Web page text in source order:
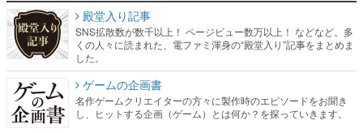
殿堂入り記事
SNS拡散数が数千以上！ ページビュー数万以上！ などなど。多
くの人々に読まれた、電ファミ渾身の“殿堂入り”記事をまとめま
した。
ゲームの企画書
名作ゲームクリエイターの方々に製作時のエピソードをお聞き
し、ヒットする企画（ゲーム）とは何か？を探っていきます。